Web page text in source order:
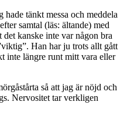
hade tänkt messa och meddela
samtal (läs: ältande) med
kanske inte var någon bra
Han har ju trots allt gått
inte längre runt mitt vara eller
så att jag är nöjd och
Nervositet tar verkligen